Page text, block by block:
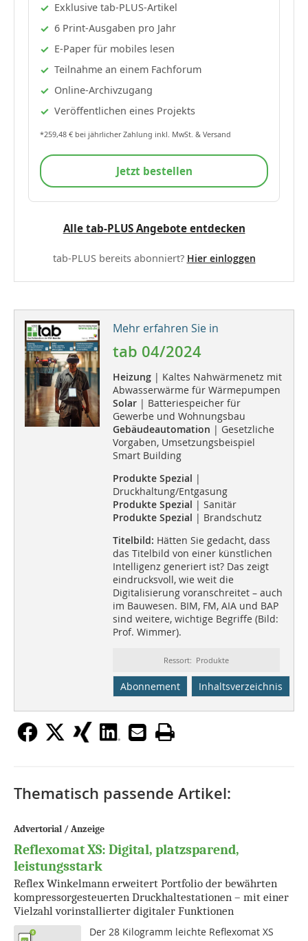
Exklusive tab-PLUS-Artikel
6 Print-Ausgaben pro Jahr
E-Paper für mobiles lesen
Teilnahme an einem Fachforum
Online-Archivzugang
Veröffentlichen eines Projekts
*259,48 € bei jährlicher Zahlung inkl. MwSt. & Versand
Jetzt bestellen
Alle tab-PLUS Angebote entdecken
tab-PLUS bereits abonniert? Hier einloggen
Mehr erfahren Sie in
tab 04/2024
Heizung | Kaltes Nahwärmenetz mit
Abwasserwärme für Wärmepumpen
Solar | Batteriespeicher für
Gewerbe und Wohnungsbau
Gebäudeautomation | Gesetzliche
Vorgaben, Umsetzungsbeispiel
Smart Building
Produkte Spezial |
Druckhaltung/Entgasung
Produkte Spezial | Sanitär
Produkte Spezial | Brandschutz
Titelbild: Hätten Sie gedacht, dass
das Titelbild von einer künstlichen
Intelligenz generiert ist? Das zeigt
eindrucksvoll, wie weit die
Digitalisierung voranschreitet – auch
im Bauwesen. BIM, FM, AIA und BAP
sind weitere, wichtige Begriffe (Bild:
Prof. Wimmer).
Ressort: Produkte
Abonnement Inhaltsverzeichnis
Thematisch passende Artikel:
Advertorial / Anzeige
Reflexomat XS: Digital, platzsparend,
leistungsstark
Reflex Winkelmann erweitert Portfolio der bewährten
kompressorgesteuerten Druckhaltestationen – mit einer
Vielzahl vorinstallierter digitaler Funktionen
Der 28 Kilogramm leichte Reflexomat XS